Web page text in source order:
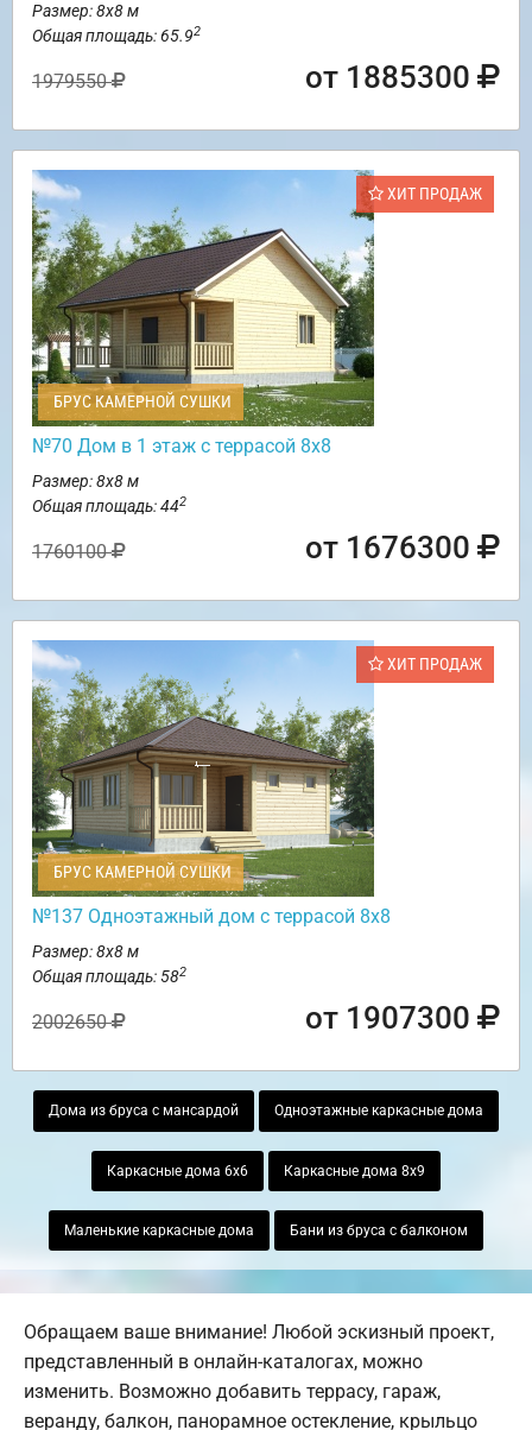
Размер: 8х8 м
Общая площадь: 65.92
1979550 от 1885300
ХИТ ПРОДАЖ
БРУС КАМЕРНОЙ СУШКИ
№70 Дом в 1 этаж с террасой 8х8
Размер: 8х8 м
Общая площадь: 442
1760100 от 1676300
ХИТ ПРОДАЖ
БРУС КАМЕРНОЙ СУШКИ
№137 Одноэтажный дом с террасой 8х8
Размер: 8х8 м
Общая площадь: 582
2002650 от 1907300
Дома из бруса с мансардой Одноэтажные каркасные дома
Каркасные дома 6х6 Каркасные дома 8х9
Маленькие каркасные дома Бани из бруса с балконом
Обращаем ваше внимание! Любой эскизный проект,
представленный в онлайн-каталогах, можно
изменить. Возможно добавить террасу, гараж,
веранду, балкон, панорамное остекление, крыльцо